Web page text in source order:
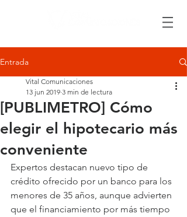
Entrada
[PUBLIMETRO] Cómo
elegir el hipotecario más
conveniente
Vital Comunicaciones
13 jun 2019 3 min de lectura
Expertos destacan nuevo tipo de
crédito ofrecido por un banco para los
menores de 35 años, aunque advierten
que el financiamiento por más tiempo